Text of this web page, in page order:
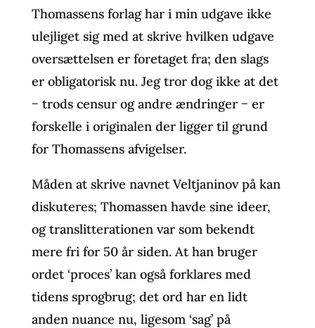
Thomassens forlag har i min udgave ikke
ulejliget sig med at skrive hvilken udgave
oversættelsen er foretaget fra; den slags
er obligatorisk nu. Jeg tror dog ikke at det
− trods censur og andre ændringer − er
forskelle i originalen der ligger til grund
for Thomassens afvigelser.
Måden at skrive navnet Veltjaninov på kan
diskuteres; Thomassen havde sine ideer,
og translitterationen var som bekendt
mere fri for 50 år siden. At han bruger
ordet ‘proces’ kan også forklares med
tidens sprogbrug; det ord har en lidt
anden nuance nu, ligesom ‘sag’ på